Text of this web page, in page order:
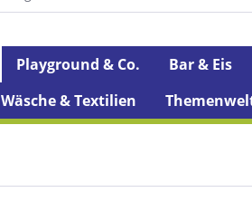
Playground & Co. Bar & Eis
Wäsche & Textilien